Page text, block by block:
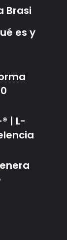
Brasi
es y
| L-